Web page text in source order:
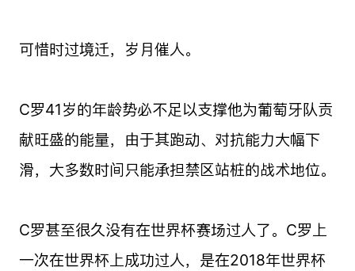
可惜时过境迁，岁月催人。
C罗41岁的年龄势必不足以支撑他为葡萄牙队贡
献旺盛的能量，由于其跑动、对抗能力大幅下
滑，大多数时间只能承担禁区站桩的战术地位。
C罗甚至很久没有在世界杯赛场过人了。C罗上
一次在世界杯上成功过人，是在2018年世界杯